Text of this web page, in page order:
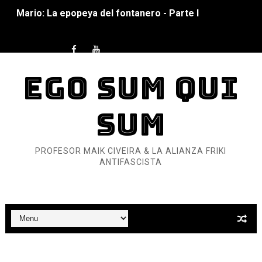
Pequeña Filmoteca Antifascista
Que no nos aplaste el Talón de Hierro
Así se ve el fascismo en 2026... Y así se ve la
Un año para sobrevivir al mundo: Dos mil tíjiri cinco
¿Estamos soñando con ovejas eléctricas?
Dioses y Monstruos: Guillermo (UNO)
Carlos Manzo y el narcogobierno asesino
EGO SUM QUI
SUM
PROFESOR MAIK CIVEIRA & LA ALIANZA FRIKI
ANTIFASCISTA